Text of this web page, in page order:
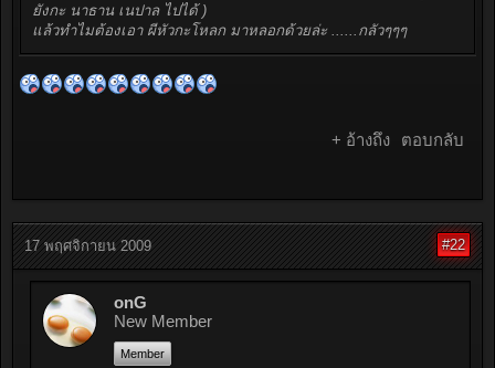
ยังกะ นาธาน เนปาล ไปได้ )
แล้วทำไมต้องเอา ผีหัวกะโหลก มาหลอกด้วยล่ะ ......กลัวๆๆๆ
+ อ้างถึง ตอบกลับ
17 พฤศจิกายน 2009 #22
onG
New Member
Member